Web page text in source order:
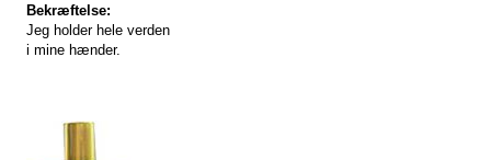
Bekræftelse:
Jeg holder hele verden
i mine hænder.